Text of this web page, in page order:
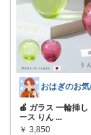
🍎 ガラス 一輪挿し
ース りん ...
￥ 3,850